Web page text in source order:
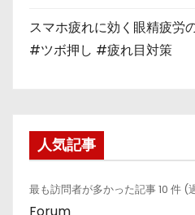
スマホ疲れに効く眼精疲労
#ツボ押し #疲れ目対策
人気記事
最も訪問者が多かった記事 10 件 (
Forum